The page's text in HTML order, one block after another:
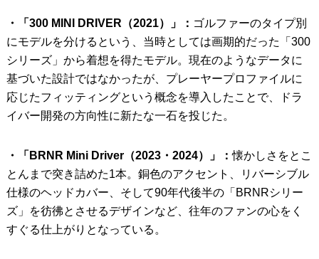
・「300 MINI DRIVER（2021）」： ゴルファーのタイプ別
にモデルを分けるという、当時としては画期的だった「300
シリーズ」から着想を得たモデル。現在のようなデータに
基づいた設計ではなかったが、プレーヤープロファイルに
応じたフィッティングという概念を導入したことで、ドラ
イバー開発の方向性に新たな一石を投じた。
・「BRNR Mini Driver（2023・2024）」：懐かしさをとこ
とんまで突き詰めた1本。銅色のアクセント、リバーシブル
仕様のヘッドカバー、そして90年代後半の「BRNRシリー
ズ」を彷彿とさせるデザインなど、往年のファンの心をく
すぐる仕上がりとなっている。